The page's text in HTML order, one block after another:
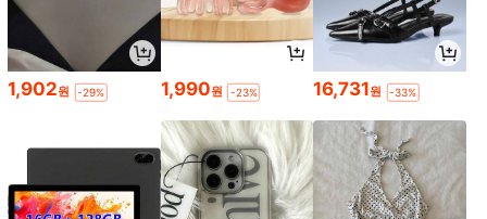
1,902원 -29% 1,990원 -23% 16,731원 -33%